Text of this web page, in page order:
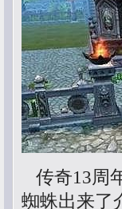
传奇13周
蜘蛛出来了